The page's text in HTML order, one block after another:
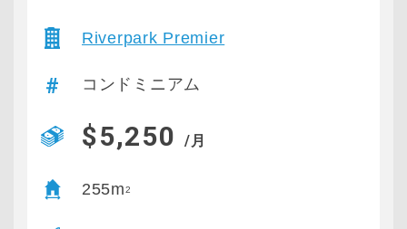
Riverpark Premier
コンドミニアム
$5,250 /月
255m2